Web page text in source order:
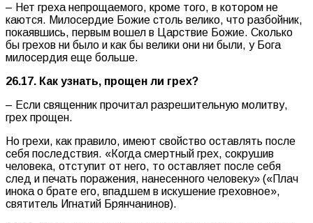
– Нет греха непрощаемого, кроме того, в котором не
каются. Милосердие Божие столь велико, что разбойник,
покаявшись, первым вошел в Царствие Божие. Сколько
бы грехов ни было и как бы велики они ни были, у Бога
милосердия еще больше.
26.17. Как узнать, прощен ли грех?
– Если священник прочитал разрешительную молитву,
грех прощен.
Но грехи, как правило, имеют свойство оставлять после
себя последствия. «Когда смертный грех, сокрушив
человека, отступит от него, то оставляет после себя
след и печать поражения, нанесенного человеку» («Плач
инока о брате его, впадшем в искушение греховное»,
святитель Игнатий Брянчанинов).